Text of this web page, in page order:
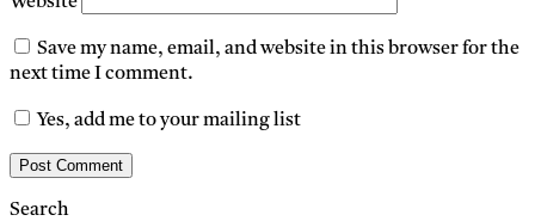
Save my name, email, and website in this browser for the
next time I comment.
Yes, add me to your mailing list
Search